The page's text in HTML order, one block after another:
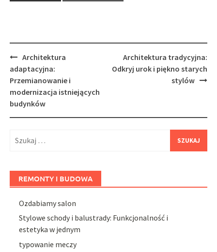
Post
navigation
Architektura
adaptacyjna:
Przemianowanie i
modernizacja istniejących
budynków
Architektura tradycyjna:
Odkryj urok i piękno starych
stylów
REMONTY I BUDOWA
Ozdabiamy salon
Stylowe schody i balustrady: Funkcjonalność i
estetyka w jednym
typowanie meczy